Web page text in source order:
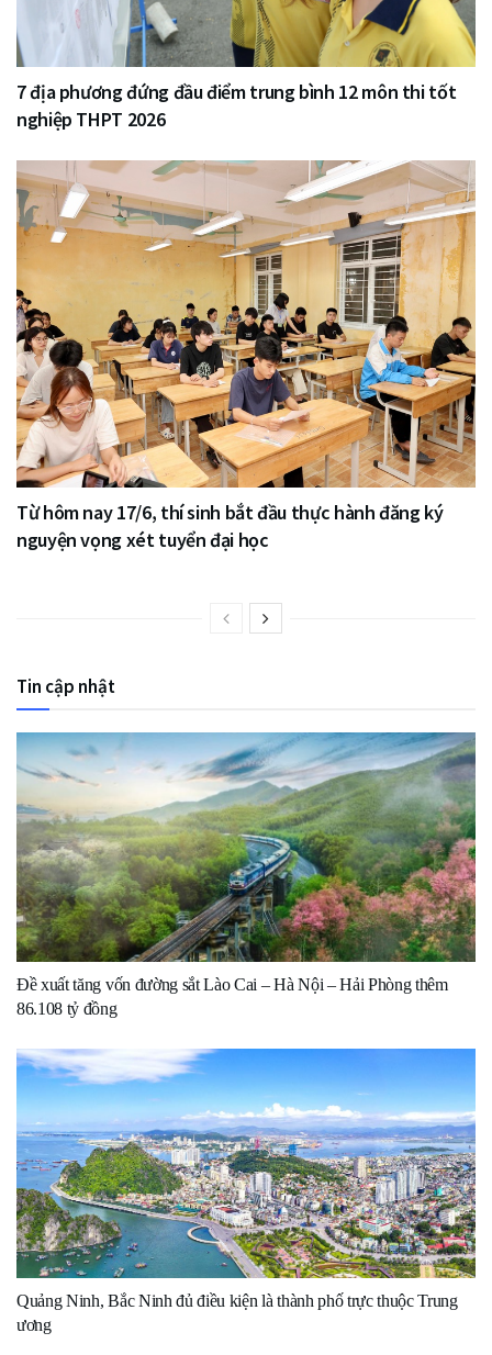
7 địa phương đứng đầu điểm trung bình 12 môn thi tốt
nghiệp THPT 2026
Từ hôm nay 17/6, thí sinh bắt đầu thực hành đăng ký
nguyện vọng xét tuyển đại học
Tin cập nhật
Đề xuất tăng vốn đường sắt Lào Cai – Hà Nội – Hải Phòng thêm
86.108 tỷ đồng
Quảng Ninh, Bắc Ninh đủ điều kiện là thành phố trực thuộc Trung
ương